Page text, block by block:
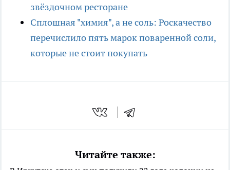
звёздочном ресторане
Сплошная "химия", а не соль: Роскачество
перечислило пять марок поваренной соли,
которые не стоит покупать
Читайте также: